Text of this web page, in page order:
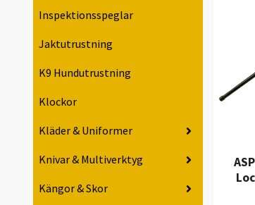
Inspektionsspeglar
Jaktutrustning
K9 Hundutrustning
Klockor
Kläder & Uniformer
Knivar & Multiverktyg
Kängor & Skor